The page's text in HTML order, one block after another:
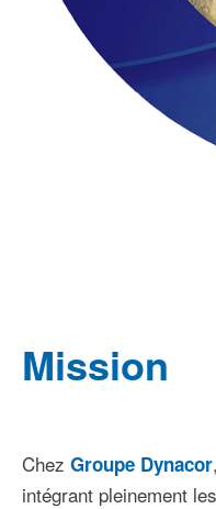
Mission
Chez Groupe Dynacor
intégrant pleinement